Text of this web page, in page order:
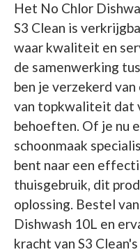
Het No Chlor
S3 Clean is
waar kwaliteit en
de samenwerking
ben je verzekerd
van topkwaliteit dat
behoeften. Of je nu
schoonmaak
bent naar een
thuisgebruik, dit
oplossing. Bestel
Dishwash 10L en
kracht van S3